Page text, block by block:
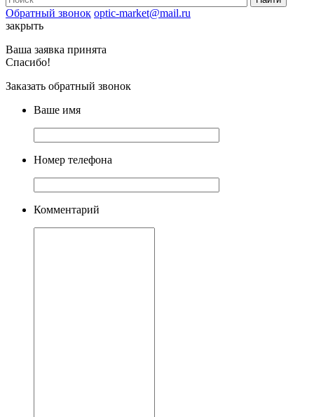
Обратный звонок optic-market@mail.ru
закрыть
Ваша заявка принята
Спасибо!
Заказать обратный звонок
Ваше имя
Номер телефона
Комментарий